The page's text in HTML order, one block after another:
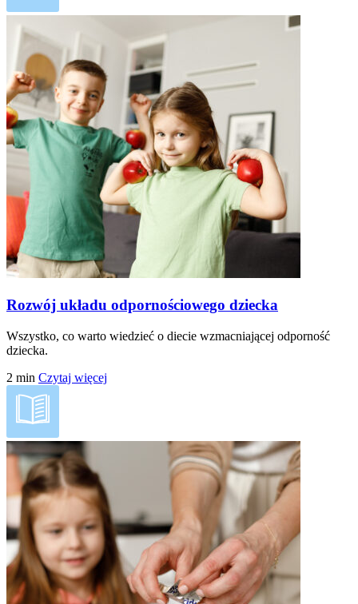
Rozwój układu odpornościowego dziecka
Wszystko, co warto wiedzieć o diecie wzmacniającej odporność
dziecka.
2 min Czytaj więcej